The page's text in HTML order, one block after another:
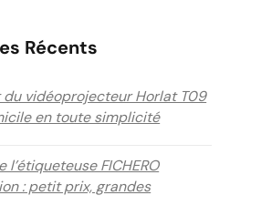
Récents
du vidéoprojecteur Horlat T09
en toute simplicité
l’étiqueteuse FICHERO
: petit prix, grandes